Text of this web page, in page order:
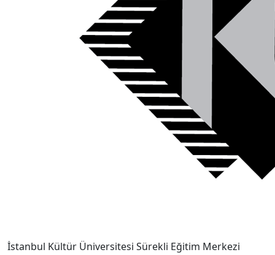
İstanbul Kültür Üniversitesi Sürekli Eğitim Merkezi